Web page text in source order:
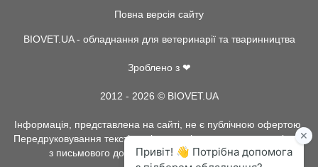
Повна версія сайту
BIOVET.UA - обладнання для ветеринарії та тваринництва
Зроблено з ❤
2012 - 2026 © BIOVET.UA
Інформація, представлена на сайті, не є публічною офертою.
Передруковування текстів та інше копіювання, можливо тільки
з письмового дозволу адміністрації BIOVET.UA.